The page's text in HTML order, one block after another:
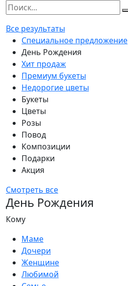
Все результаты
Специальное предложение
День Рождения
Хит продаж
Премиум букеты
Недорогие цветы
Букеты
Цветы
Розы
Повод
Композиции
Подарки
Акция
Смотреть все
День Рождения
Кому
Маме
Дочери
Женщине
Любимой